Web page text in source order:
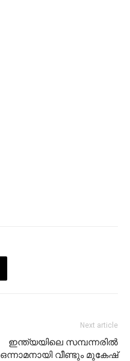
Next article
ഇന്ത്യയിലെ സമ്പന്നരില്‍
ഒന്നാമനായി വീണ്ടും മുകേഷ്